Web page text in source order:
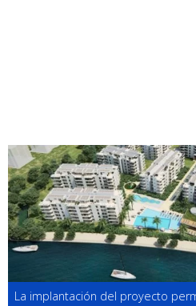
La implantación del proyecto